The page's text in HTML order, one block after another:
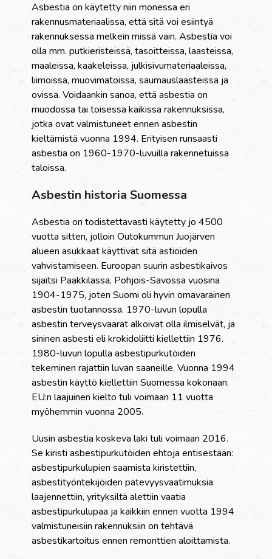
Asbestia on käytetty niin monessa eri
rakennusmateriaalissa, että sitä voi esiintyä
rakennuksessa melkein missä vain. Asbestia voi
olla mm. putkieristeissä, tasoitteissa, laasteissa,
maaleissa, kaakeleissa, julkisivumateriaaleissa,
liimoissa, muovimatoissa, saumauslaasteissa ja
ovissa. Voidaankin sanoa, että asbestia on
muodossa tai toisessa kaikissa rakennuksissa,
jotka ovat valmistuneet ennen asbestin
kieltämistä vuonna 1994. Erityisen runsaasti
asbestia on 1960-1970-luvuilla rakennetuissa
taloissa.
Asbestin historia Suomessa
Asbestia on todistettavasti käytetty jo 4500
vuotta sitten, jolloin Outokummun Juojärven
alueen asukkaat käyttivät sitä astioiden
vahvistamiseen. Euroopan suurin asbestikaivos
sijaitsi Paakkilassa, Pohjois-Savossa vuosina
1904-1975, joten Suomi oli hyvin omavarainen
asbestin tuotannossa. 1970-luvun lopulla
asbestin terveysvaarat alkoivat olla ilmiselvät, ja
sininen asbesti eli krokidoliitti kiellettiin 1976.
1980-luvun lopulla asbestipurkutöiden
tekeminen rajattiin luvan saaneille. Vuonna 1994
asbestin käyttö kiellettiin Suomessa kokonaan.
EU:n laajuinen kielto tuli voimaan 11 vuotta
myöhemmin vuonna 2005.
Uusin asbestia koskeva laki tuli voimaan 2016.
Se kiristi asbestipurkutöiden ehtoja entisestään:
asbestipurkulupien saamista kiristettiin,
asbestityöntekijöiden pätevyysvaatimuksia
laajennettiin, yrityksiltä alettiin vaatia
asbestipurkulupaa ja kaikkiin ennen vuotta 1994
valmistuneisiin rakennuksiin on tehtävä
asbestikartoitus ennen remonttien aloittamista.